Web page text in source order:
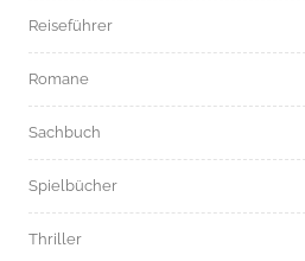
Reiseführer
Romane
Sachbuch
Spielbücher
Thriller